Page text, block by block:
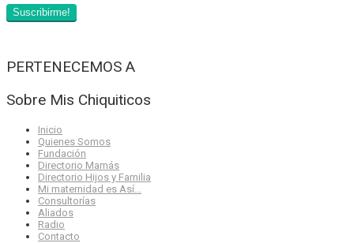
PERTENECEMOS A
Sobre Mis Chiquiticos
Inicio
Quienes Somos
Fundación
Directorio Mamás
Directorio Hijos y Familia
Mi maternidad es Así…
Consultorías
Aliados
Radio
Contacto